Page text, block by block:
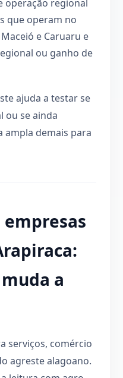
regional
que operam no
e Caruaru e
ou ganho de
ajuda a testar se
ou se ainda
ampla demais para
empresas
a
serviços, comércio
agreste alagoano.